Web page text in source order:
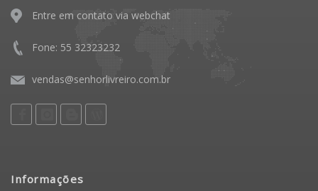
Entre em contato via webchat
Fone: 55 32323232
vendas@senhorlivreiro.com.br
Informações